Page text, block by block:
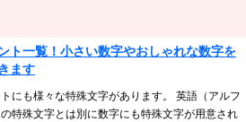
ト一覧！小さい数字やおしゃれな数字を
ます
にも様々な特殊文字があります。 英語（アルフ
特殊文字とは別に数字にも特殊文字が用意され